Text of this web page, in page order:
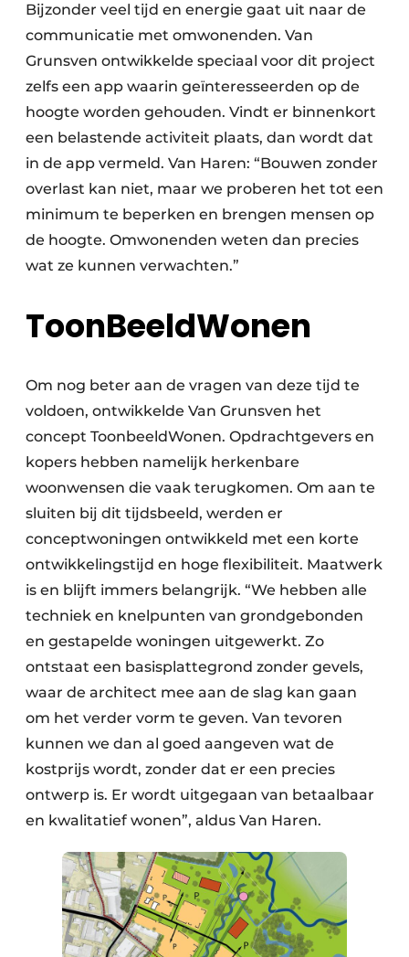
Bijzonder veel tijd en energie gaat uit naar de
communicatie met omwonenden. Van
Grunsven ontwikkelde speciaal voor dit project
zelfs een app waarin geïnteresseerden op de
hoogte worden gehouden. Vindt er binnenkort
een belastende activiteit plaats, dan wordt dat
in de app vermeld. Van Haren: “Bouwen zonder
overlast kan niet, maar we proberen het tot een
minimum te beperken en brengen mensen op
de hoogte. Omwonenden weten dan precies
wat ze kunnen verwachten.”
ToonBeeldWonen
Om nog beter aan de vragen van deze tijd te
voldoen, ontwikkelde Van Grunsven het
concept ToonbeeldWonen. Opdrachtgevers en
kopers hebben namelijk herkenbare
woonwensen die vaak terugkomen. Om aan te
sluiten bij dit tijdsbeeld, werden er
conceptwoningen ontwikkeld met een korte
ontwikkelingstijd en hoge flexibiliteit. Maatwerk
is en blijft immers belangrijk. “We hebben alle
techniek en knelpunten van grondgebonden
en gestapelde woningen uitgewerkt. Zo
ontstaat een basisplattegrond zonder gevels,
waar de architect mee aan de slag kan gaan
om het verder vorm te geven. Van tevoren
kunnen we dan al goed aangeven wat de
kostprijs wordt, zonder dat er een precies
ontwerp is. Er wordt uitgegaan van betaalbaar
en kwalitatief wonen”, aldus Van Haren.